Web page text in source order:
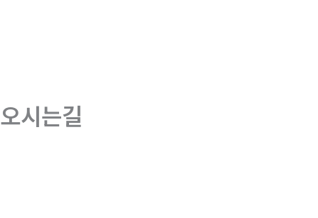
오시는길